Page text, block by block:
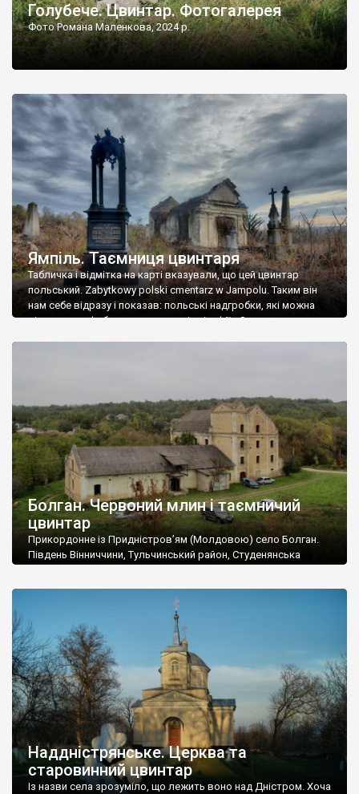
Голубече. Цвинтар. Фотогалерея
Фото Романа Маленкова, 2024 р.
Ямпіль. Таємниця цвинтаря
Табличка і відмітка на карті вказували, що цей цвинтар
польський. Zabytkowy polski cmentarz w Jampolu. Таким він
нам себе відразу і показав: польські надгробки, які можна
віднести до фабричних, польські епітафії… Загалом цвинтар
Болган. Червоний млин і таємничий
цвинтар
Прикордонне із Придністров’ям (Молдовою) село Болган.
Південь Вінниччини, Тульчинський район, Студенянська
старовинний цвинтар із кам’яними хрестами. Всі епітафії, які
збереглися, написані кирилицею, церковнослов’янською
мовою. За всіма традиційними ознаками – цвинтар
український. Хрести датуються 19 століттям. У 1924-1940
роках Болган […]
Наддністрянське. Церква та
старовинний цвинтар
Із назви села зрозуміло, що лежить воно над Дністром. Хоча